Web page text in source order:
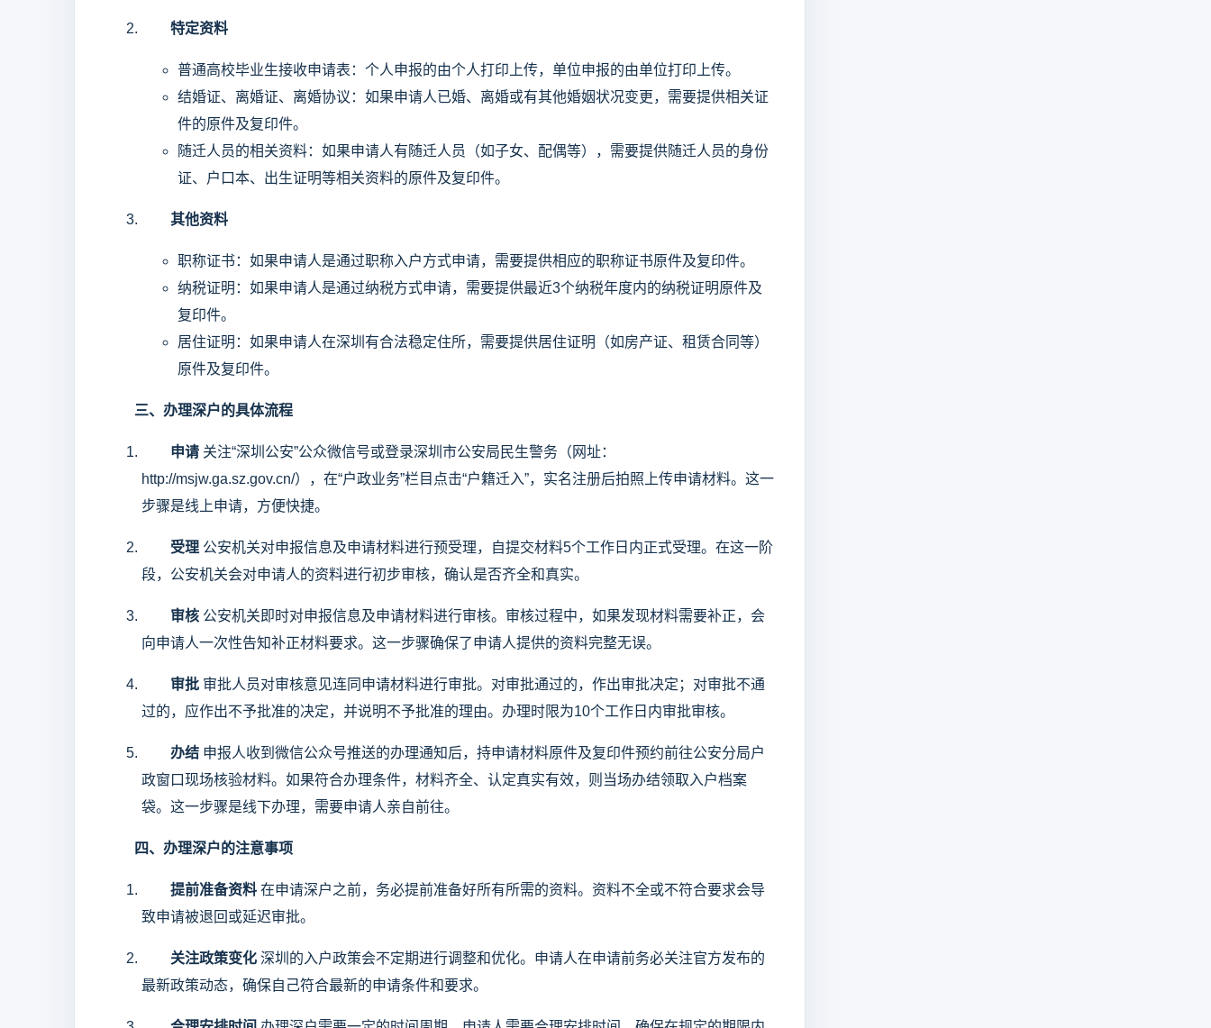
特定资料
普通高校毕业生接收申请表：个人申报的由个人打印上传，单位申报的由单位打印上传。
结婚证、离婚证、离婚协议：如果申请人已婚、离婚或有其他婚姻状况变更，需要提供相关证
件的原件及复印件。
随迁人员的相关资料：如果申请人有随迁人员（如子女、配偶等），需要提供随迁人员的身份
证、户口本、出生证明等相关资料的原件及复印件。
其他资料
职称证书：如果申请人是通过职称入户方式申请，需要提供相应的职称证书原件及复印件。
纳税证明：如果申请人是通过纳税方式申请，需要提供最近3个纳税年度内的纳税证明原件及
复印件。
居住证明：如果申请人在深圳有合法稳定住所，需要提供居住证明（如房产证、租赁合同等）
原件及复印件。
三、办理深户的具体流程
申请 关注“深圳公安”公众微信号或登录深圳市公安局民生警务（网址：
http://msjw.ga.sz.gov.cn/），在“户政业务”栏目点击“户籍迁入”，实名注册后拍照上传申请材料。这一
步骤是线上申请，方便快捷。
受理 公安机关对申报信息及申请材料进行预受理，自提交材料5个工作日内正式受理。在这一阶
段，公安机关会对申请人的资料进行初步审核，确认是否齐全和真实。
审核 公安机关即时对申报信息及申请材料进行审核。审核过程中，如果发现材料需要补正，会
向申请人一次性告知补正材料要求。这一步骤确保了申请人提供的资料完整无误。
审批 审批人员对审核意见连同申请材料进行审批。对审批通过的，作出审批决定；对审批不通
过的，应作出不予批准的决定，并说明不予批准的理由。办理时限为10个工作日内审批审核。
办结 申报人收到微信公众号推送的办理通知后，持申请材料原件及复印件预约前往公安分局户
政窗口现场核验材料。如果符合办理条件，材料齐全、认定真实有效，则当场办结领取入户档案
袋。这一步骤是线下办理，需要申请人亲自前往。
四、办理深户的注意事项
提前准备资料 在申请深户之前，务必提前准备好所有所需的资料。资料不全或不符合要求会导
致申请被退回或延迟审批。
关注政策变化 深圳的入户政策会不定期进行调整和优化。申请人在申请前务必关注官方发布的
最新政策动态，确保自己符合最新的申请条件和要求。